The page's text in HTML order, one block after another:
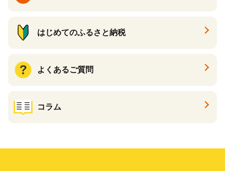
はじめてのふるさと納税
よくあるご質問
コラム